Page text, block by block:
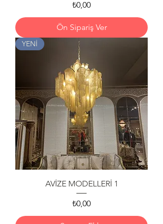
Fiyat
₺0,00
Ön Sipariş Ver
YENİ
AVİZE MODELLERİ 1
Fiyat
₺0,00